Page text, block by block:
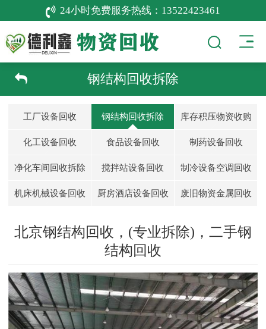
24小时免费服务热线： 13522423461
钢结构回收拆除
工厂设备回收 钢结构回收拆除 库存积压物资收购
化工设备回收 食品设备回收 制药设备回收
净化车间回收拆除 搅拌站设备回收 制冷设备空调回收
机床机械设备回收 厨房酒店设备回收 废旧物资金属回收
北京钢结构回收，(专业拆除)，二手钢
结构回收